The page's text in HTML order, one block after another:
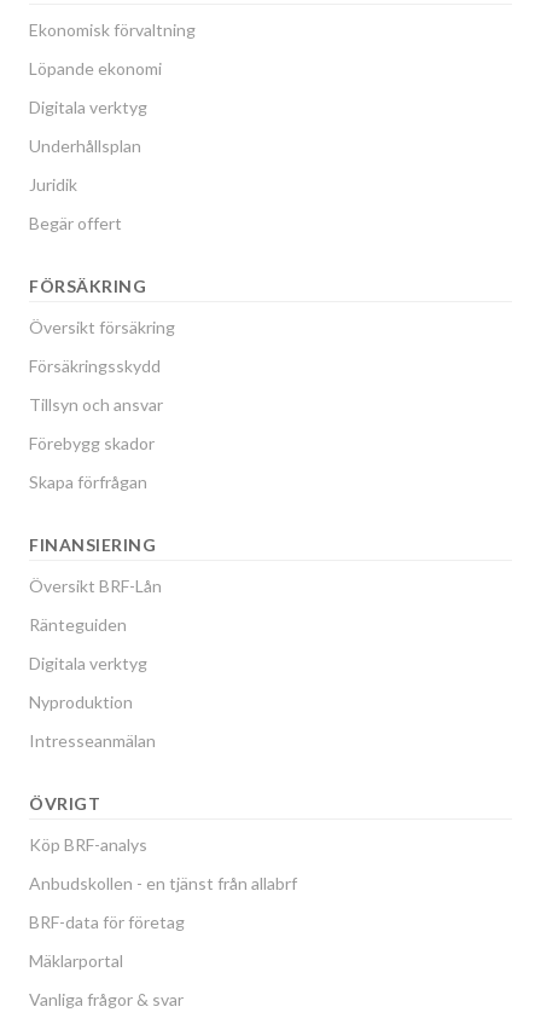
Ekonomisk förvaltning
Löpande ekonomi
Digitala verktyg
Underhållsplan
Juridik
Begär offert
FÖRSÄKRING
Översikt försäkring
Försäkringsskydd
Tillsyn och ansvar
Förebygg skador
Skapa förfrågan
FINANSIERING
Översikt BRF-Lån
Ränteguiden
Digitala verktyg
Nyproduktion
Intresseanmälan
ÖVRIGT
Köp BRF-analys
Anbudskollen - en tjänst från allabrf
BRF-data för företag
Mäklarportal
Vanliga frågor & svar